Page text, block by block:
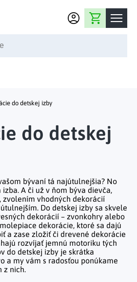
Nákupný košík
a upratovanie
do detskej izby
do detskej
bývaní tá najútulnejšia? No
A či už v ňom býva dievča,
zvolením vhodných dekorácií
Do detskej izby sa skvele
dekorácií – zvonkohry alebo
dekorácie, ktoré sa dajú
a zase zložiť či drevené dekorácie
rozvíjať jemnú motoriku tých
do detskej izby je skrátka
a my vám s radosťou ponúkame
z nich.